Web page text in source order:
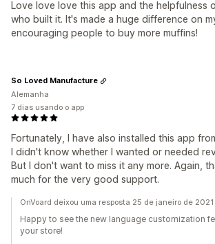
Love love love this app and the helpfulness
who built it. It's made a huge difference on
encouraging people to buy more muffins!
Fortunately, I have also installed this app
I didn't know whether I wanted or needed
But I don't want to miss it any more. Again,
much for the very good support.
So Loved Manufacture
Alemanha
7 dias usando o app
OnVoard deixou uma resposta 25 de janeiro de 2021
Happy to see the new language customization
your store!